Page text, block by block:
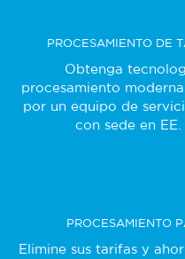
PROCESAMIENTO DE
Obtenga
procesamiento
por un equipo de
con sede en EE.
PROCESAMIENTO
Elimine sus tarifas y